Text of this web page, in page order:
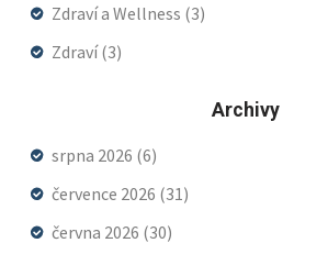
Zdraví a Wellness (3)
Zdraví(3)
Archivy
srpna 2026 (6)
července 2026 (31)
června 2026 (30)